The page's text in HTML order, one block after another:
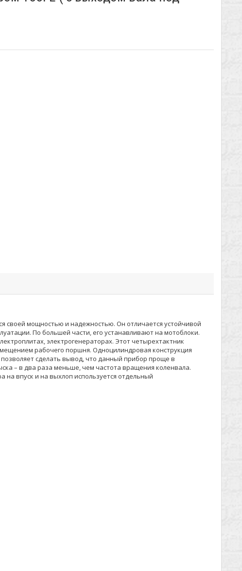
своей мощностью и надежностью. Он отличается устойчивой
По большей части, его устанавливают на мотоблоки.
электрогенераторах. Этот четырехтактник
рабочего поршня. Одноцилиндровая конструкция
сделать вывод, что данный прибор проще в
– в два раза меньше, чем частота вращения коленвала.
впуск и на выхлоп используется отдельный